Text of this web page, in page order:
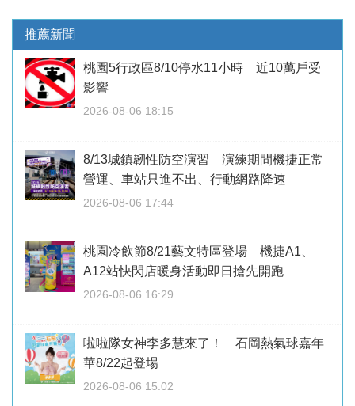
推薦新聞
桃園5行政區8/10停水11小時 近10萬戶受
影響
2026-08-06 18:15
8/13城鎮韌性防空演習 演練期間機捷正常
營運、車站只進不出、行動網路降速
2026-08-06 17:44
桃園冷飲節8/21藝文特區登場 機捷A1、
A12站快閃店暖身活動即日搶先開跑
2026-08-06 16:29
啦啦隊女神李多慧來了！ 石岡熱氣球嘉年
華8/22起登場
2026-08-06 15:02